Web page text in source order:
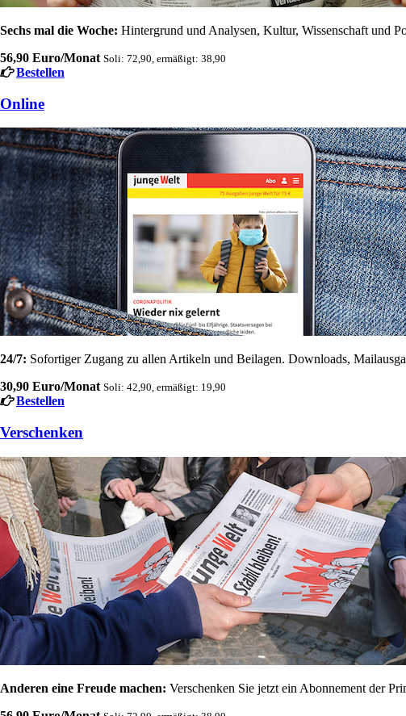
Sechs mal die Woche: Hintergrund und Analysen, Kultur, Wissenschaft und
56,90 Euro/Monat Soli: 72,90, ermäßigt: 38,90
Bestellen
Online
24/7: Sofortiger Zugang zu allen Artikeln und Beilagen. Downloads,
30,90 Euro/Monat Soli: 42,90, ermäßigt: 19,90
Bestellen
Verschenken
Anderen eine Freude machen: Verschenken Sie jetzt ein Abonnement der